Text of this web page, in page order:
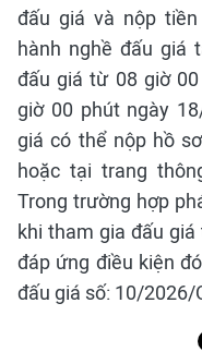
đấu giá và nộp
hành nghề đấu giá
đấu giá từ 08 giờ
giờ 00 phút ngày
giá có thể nộp hồ
hoặc tại trang
Trong trường hợp
khi tham gia đấu
đáp ứng điều kiện
đấu giá số: 10/2026/